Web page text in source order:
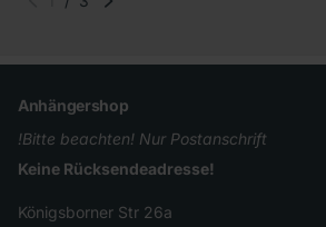
Anhängershop
!Bitte beachten! Nur Postanschrift
Keine Rücksendeadresse!
Königsborner Str 26a